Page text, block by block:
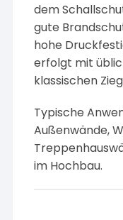
dem
gute
hohe
erfolgt mit
klassischen
Typische
Außenwände,
im Hochbau.